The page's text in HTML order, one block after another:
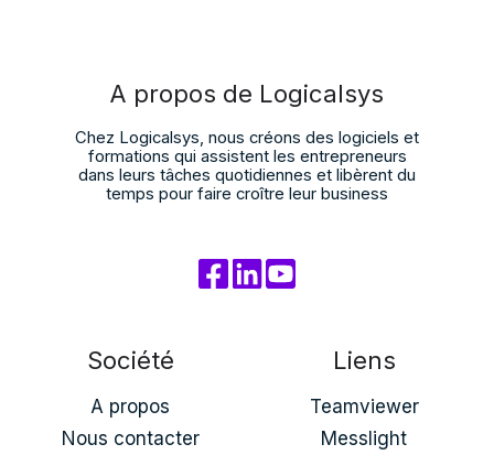
A propos de Logicalsys
Chez Logicalsys, nous créons des logiciels et
formations qui assistent les entrepreneurs
dans leurs tâches quotidiennes et libèrent du
temps pour faire croître leur business
Société
A propos
Nous contacter
Liens
Teamviewer
Messlight